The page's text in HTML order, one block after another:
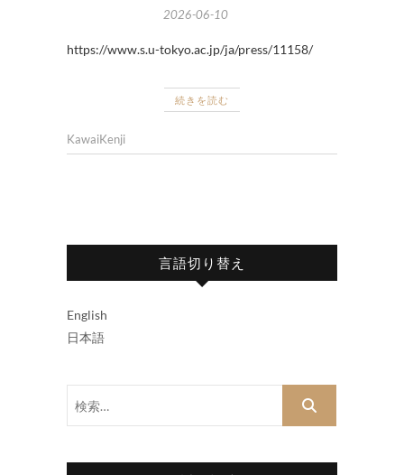
2026-06-10
https://www.s.u-tokyo.ac.jp/ja/press/11158/
続きを読む
KawaiKenji
言語切り替え
English
日本語